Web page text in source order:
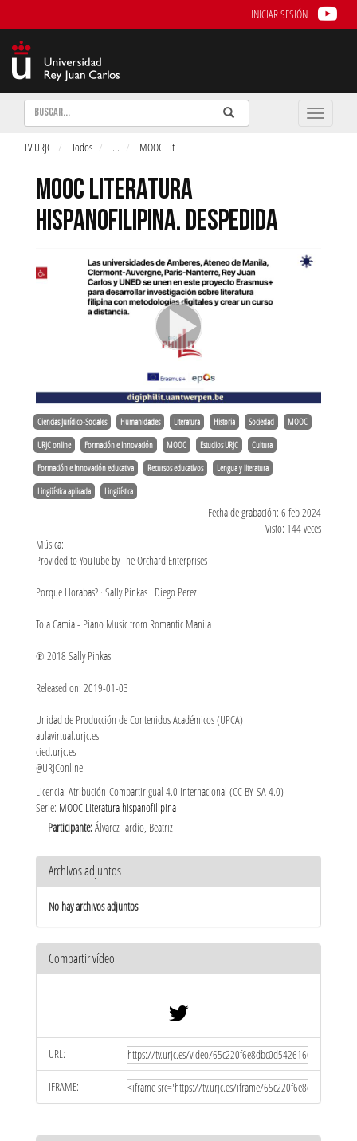
INICIAR SESIÓN
Buscar Enviar
Buscar
Toggle
TV URJC Todos ... MOOC Lit
MOOC LITERATURA
HISPANOFILIPINA. DESPEDIDA
Ciencias Jurídico-Sociales Humanidades Literatura Historia Sociedad MOOC
URJC online Formación e Innovación MOOC Estudios URJC Cultura
Formación e Innovación educativa Recursos educativos Lengua y literatura
Lingüística aplicada Lingüística
Fecha de grabación: 6 feb 2024
Visto: 144 veces
Música:
Provided to YouTube by The Orchard Enterprises
Porque Llorabas? · Sally Pinkas · Diego Perez
To a Camia - Piano Music from Romantic Manila
℗ 2018 Sally Pinkas
Released on: 2019-01-03
Unidad de Producción de Contenidos Académicos (UPCA)
aulavirtual.urjc.es
cied.urjc.es
@URJConline
Licencia: Atribución-CompartirIgual 4.0 Internacional (CC BY-SA 4.0)
Serie: MOOC Literatura hispanofilipina
Participante:Álvarez Tardío, Beatriz
Archivos adjuntos
No hay archivos adjuntos
Compartir vídeo
URL:
IFRAME: